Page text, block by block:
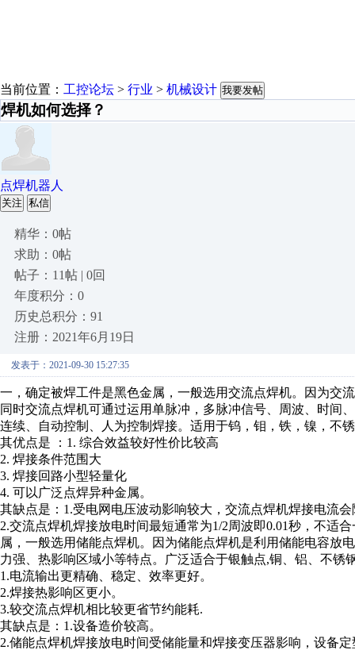
当前位置： 工控论坛 > 行业 > 机械设计 我要发帖
焊机如何选择？
点焊机器人
关注 私信
精华：0帖
求助：0帖
帖子：11帖 | 0回
年度积分：0
历史总积分：91
注册：2021年6月19日
发表于：2021-09-30 15:27:35
一，确定被焊工件是黑色金属，一般选用交流点焊机。因为交
同时交流点焊机可通过运用单脉冲，多脉冲信号、周波、时间
连续、自动控制、人为控制焊接。适用于钨，钼，铁，镍，不
其优点是 ：1. 综合效益较好性价比较高
2. 焊接条件范围大
3. 焊接回路小型轻量化
4. 可以广泛点焊异种金属。
其缺点是：1.受电网电压波动影响较大，交流点焊机焊接电流
2.交流点焊机焊接放电时间最短通常为1/2周波即0.01秒，不适
属，一般选用储能点焊机。因为储能点焊机是利用储能电容放
力强、热影响区域小等特点。广泛适合于银触点,铜、铝、不锈
1.电流输出更精确、稳定、效率更好。
2.焊接热影响区更小。
3.较交流点焊机相比较更省节约能耗.
其缺点是：1.设备造价较高。
2.储能点焊机焊接放电时间受储能量和焊接变压器影响，设备